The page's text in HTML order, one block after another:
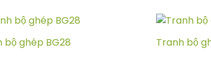
bộ ghép BG28 Tranh bộ